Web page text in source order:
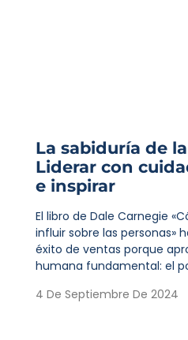
La sabiduría de
Liderar con
e inspirar
El libro de Dale Carnegie
influir sobre las personas»
éxito de ventas porque
humana fundamental: el
4 De Septiembre De 2024